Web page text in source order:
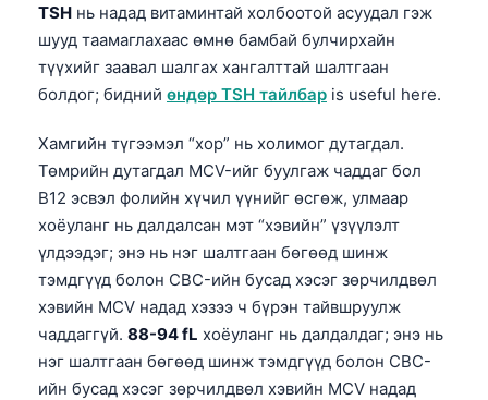
TSH нь надад витаминтай холбоотой асуудал гэж
шууд таамаглахаас өмнө бамбай булчирхайн
түүхийг заавал шалгах хангалттай шалтгаан
болдог; бидний өндөр TSH тайлбар is useful here.
Хамгийн түгээмэл “хор” нь холимог дутагдал.
Төмрийн дутагдал MCV-ийг буулгаж чаддаг бол
B12 эсвэл фолийн хүчил үүнийг өсгөж, улмаар
хоёуланг нь далдалсан мэт “хэвийн” үзүүлэлт
үлдээдэг; энэ нь нэг шалтгаан бөгөөд шинж
тэмдгүүд болон CBC-ийн бусад хэсэг зөрчилдвөл
хэвийн MCV надад хэзээ ч бүрэн тайвшруулж
чаддаггүй. 88-94 fL хоёуланг нь далдалдаг; энэ нь
нэг шалтгаан бөгөөд шинж тэмдгүүд болон CBC-
ийн бусад хэсэг зөрчилдвөл хэвийн MCV надад